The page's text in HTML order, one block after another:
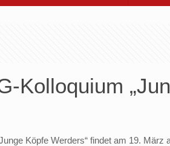
Kolloquium
Köpfe Werders“ findet am 19.